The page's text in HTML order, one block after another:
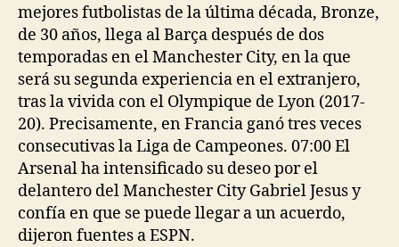
mejores futbolistas de la última década, Bronze,
de 30 años, llega al Barça después de dos
temporadas en el Manchester City, en la que
será su segunda experiencia en el extranjero,
tras la vivida con el Olympique de Lyon (2017-
20). Precisamente, en Francia ganó tres veces
consecutivas la Liga de Campeones. 07:00 El
Arsenal ha intensificado su deseo por el
delantero del Manchester City Gabriel Jesus y
confía en que se puede llegar a un acuerdo,
dijeron fuentes a ESPN.